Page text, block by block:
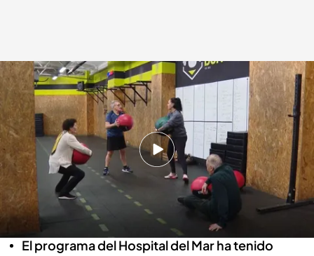
Así ayuda el ejercicio a los pacientes antes de una operación
IMAGEN:
Marc Saus
Redacción digital Noticias Cuatro
03 ABR 2025 - 16:49h.
El ejercicio en el domicilio, en el hospital y el
crossfit mejoran el postoperatorio de los
pacientes
El programa del Hospital del Mar ha tenido